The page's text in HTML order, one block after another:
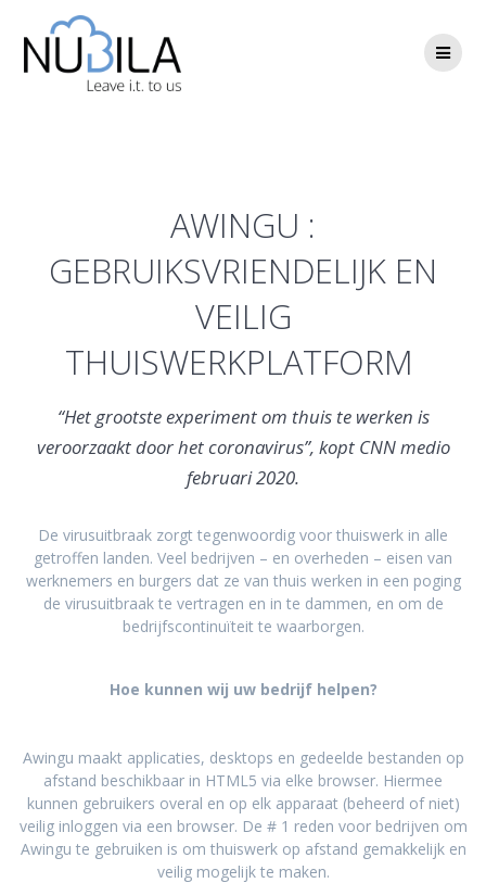
Awingu
AWINGU :
GEBRUIKSVRIENDELIJK EN
VEILIG
THUISWERKPLATFORM
“Het grootste experiment om thuis te werken is
veroorzaakt door het coronavirus”, kopt CNN medio
februari 2020.
De virusuitbraak zorgt tegenwoordig voor thuiswerk in alle
getroffen landen. Veel bedrijven – en overheden – eisen van
werknemers en burgers dat ze van thuis werken in een poging
de virusuitbraak te vertragen en in te dammen, en om de
bedrijfscontinuïteit te waarborgen.
Hoe kunnen wij uw bedrijf helpen?
Awingu maakt applicaties, desktops en gedeelde bestanden op
afstand beschikbaar in HTML5 via elke browser. Hiermee
kunnen gebruikers overal en op elk apparaat (beheerd of niet)
veilig inloggen via een browser. De # 1 reden voor bedrijven om
Awingu te gebruiken is om thuiswerk op afstand gemakkelijk en
veilig mogelijk te maken.